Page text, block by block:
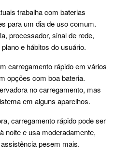
trabalha com baterias
para um dia de uso comum.
processador, sinal de rede,
e hábitos do usuário.
carregamento rápido em vários
opções com boa bateria.
no carregamento, mas
em alguns aparelhos.
carregamento rápido pode ser
noite e usa moderadamente,
pesem mais.